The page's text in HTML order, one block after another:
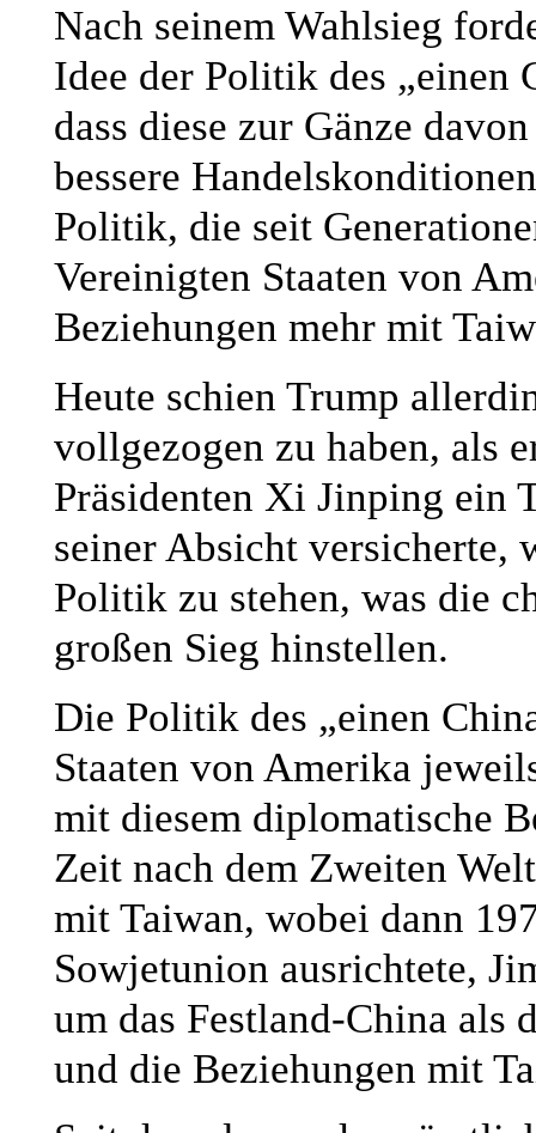
Nach seinem Wahlsieg
Idee der Politik des „einen
dass diese zur Gänze
bessere
Politik, die seit
Vereinigten Staaten von
Beziehungen mehr mit
Heute schien Trump
vollgezogen zu haben, als
Präsidenten Xi Jinping ein
seiner Absicht versicherte,
Politik zu stehen, was die
großen Sieg hinstellen.
Die Politik des „einen
Staaten von Amerika
mit diesem diplomatische
Zeit nach dem Zweiten
mit Taiwan, wobei dann
Sowjetunion ausrichtete,
um das Festland-China als
und die Beziehungen mit